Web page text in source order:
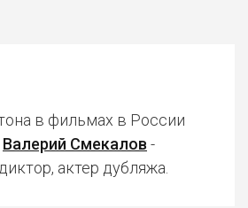
в фильмах в России
Валерий Смекалов -
актер дубляжа.